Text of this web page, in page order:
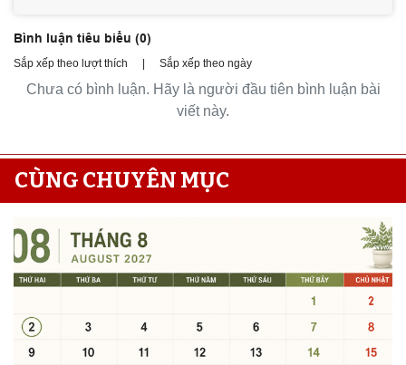
Bình luận tiêu biểu (0)
Sắp xếp theo lượt thích Sắp xếp theo ngày
Chưa có bình luận. Hãy là người đầu tiên bình luận bài
viết này.
CÙNG CHUYÊN MỤC